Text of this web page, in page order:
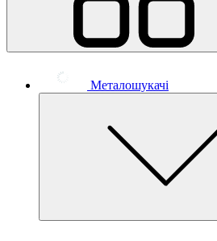
Металошукачі